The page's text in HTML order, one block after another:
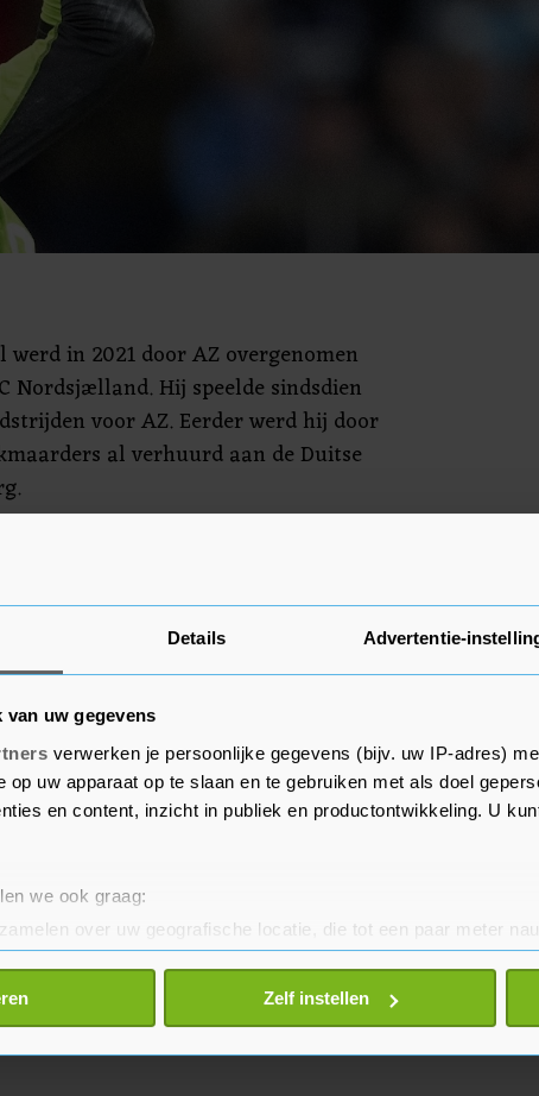
Details Advertentie-
uw gegevens
verwerken je persoonlijke gegevens (bijv. uw IP-adres)
op uw apparaat op te slaan en te gebruiken met als doel
en content, inzicht in publiek en productontwikkeling. U
we ook graag:
over uw geografische locatie, die tot een paar meter
door het actief te scannen op specifieke
persoonlijke gegevens worden verwerkt en stel uw
wijzigen of intrekken in de Cookieverklaring.
Zelf instellen
werd in 2021 door AZ overgenomen
Nordsjælland. Hij speelde sindsdien
voor AZ. Eerder werd hij door
al verhuurd aan de Duitse
in de Europa League thuis
Liverpool, is de koploper van